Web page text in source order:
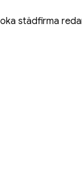
städfirma